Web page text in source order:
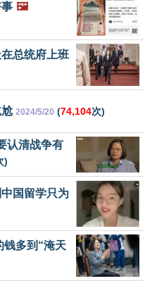
🖼️
总统府上班
尬 2024/5/20 (74,104次)
认清战争有
)
国留学只为
钱多到“淹天